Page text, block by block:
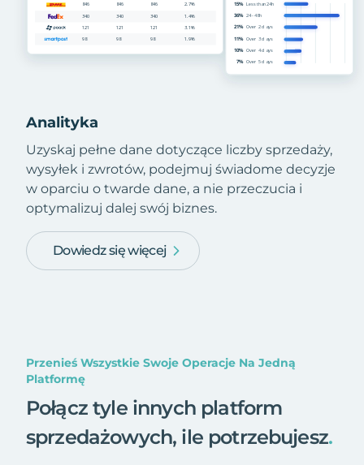
Analityka
Uzyskaj pełne dane dotyczące liczby sprzedaży,
wysyłek i zwrotów, podejmuj świadome decyzje
w oparciu o twarde dane, a nie przeczucia i
optymalizuj dalej swój biznes.
Dowiedz się więcej
Przenieś Wszystkie Swoje Operacje Na Jedną
Platformę
Połącz tyle innych platform
sprzedażowych, ile potrzebujesz.